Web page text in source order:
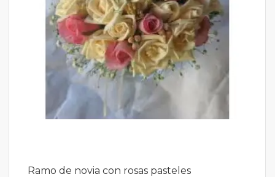
Ramo de novia con rosas pasteles